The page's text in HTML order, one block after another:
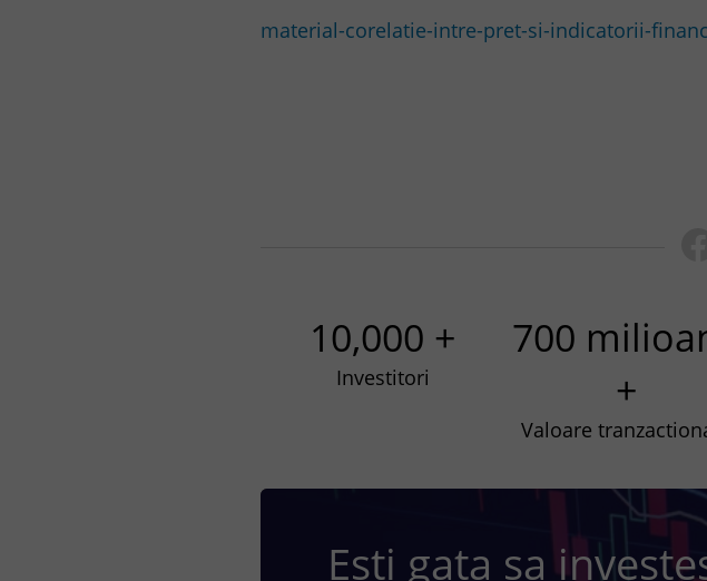
material-corelatie-intre-pret-si-indicatorii-
10,000 +
Investitori
700
+
Valoare
Esti gata sa